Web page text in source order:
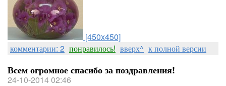
[450x450]
комментарии: 2 понравилось! вверх^ к полной версии
Всем огромное спасибо за поздравления!
24-10-2014 02:46